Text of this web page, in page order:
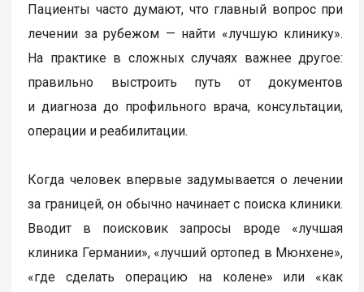
Пациенты часто думают, что главный вопрос при
лечении за рубежом — найти «лучшую клинику».
На практике в сложных случаях важнее другое:
правильно выстроить путь от документов
и диагноза до профильного врача, консультации,
операции и реабилитации.
Когда человек впервые задумывается о лечении
за границей, он обычно начинает с поиска клиники.
Вводит в поисковик запросы вроде «лучшая
клиника Германии», «лучший ортопед в Мюнхене»,
«где сделать операцию на колене» или «как